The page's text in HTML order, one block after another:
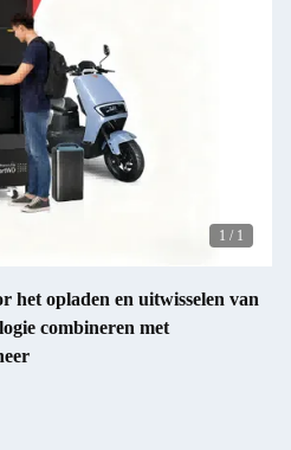
1 / 1
het opladen en uitwisselen van
combineren met